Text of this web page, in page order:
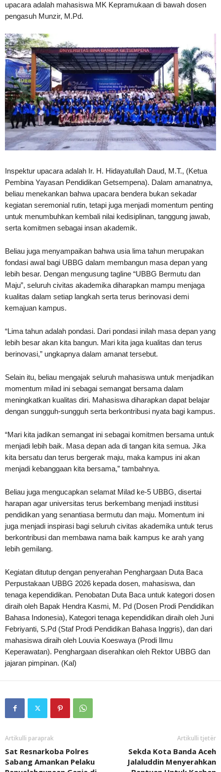
upacara adalah mahasiswa MK Kepramukaan di bawah dosen
pengasuh Munzir, M.Pd.
Inspektur upacara adalah Ir. H. Hidayatullah Daud, M.T., (Ketua
Pembina Yayasan Pendidikan Getsempena). Dalam amanatnya,
beliau menekankan bahwa upacara bendera bukan sekadar
kegiatan seremonial rutin, tetapi juga menjadi momentum penting
untuk menumbuhkan kembali nilai kedisiplinan, tanggung jawab,
serta komitmen sebagai insan akademik.
Beliau juga menyampaikan bahwa usia lima tahun merupakan
fondasi awal bagi UBBG dalam membangun masa depan yang
lebih besar. Dengan mengusung tagline “UBBG Bermutu dan
Maju”, seluruh civitas akademika diharapkan mampu menjaga
kualitas dalam setiap langkah serta terus berinovasi demi
kemajuan kampus.
“Lima tahun adalah pondasi. Dari pondasi inilah masa depan yang
lebih besar akan kita bangun. Mari kita jaga kualitas dan terus
berinovasi,” ungkapnya dalam amanat tersebut.
Selain itu, beliau mengajak seluruh mahasiswa untuk menjadikan
momentum milad ini sebagai semangat bersama dalam
meningkatkan kualitas diri. Mahasiswa diharapkan dapat belajar
dengan sungguh-sungguh serta berkontribusi nyata bagi kampus.
“Mari kita jadikan semangat ini sebagai komitmen bersama untuk
menjadi lebih baik. Masa depan ada di tangan kita semua. Jika
kita bersatu dan terus bergerak maju, maka kampus ini akan
menjadi kebanggaan kita bersama,” tambahnya.
Beliau juga mengucapkan selamat Milad ke-5 UBBG, disertai
harapan agar universitas terus berkembang menjadi institusi
pendidikan yang senantiasa bermutu dan maju. Momentum ini
juga menjadi inspirasi bagi seluruh civitas akademika untuk terus
berkontribusi dan membawa nama baik kampus ke arah yang
lebih gemilang.
Kegiatan ditutup dengan penyerahan Penghargaan Duta Baca
Perpustakaan UBBG 2026 kepada dosen, mahasiswa, dan
tenaga kependidikan. Penobatan Duta Baca untuk kategori dosen
diraih oleh Bapak Hendra Kasmi, M. Pd (Dosen Prodi Pendidikan
Bahasa Indonesia), Kategori tenaga kependidikan diraih oleh Juni
Febriyanti, S.Pd (Staf Prodi Pendidikan Bahasa Inggris), dan dari
mahasiswa diraih oleh Louvia Koeswaya (Prodi Ilmu
Keperawatan). Penghargaan diserahkan oleh Rektor UBBG dan
jajaran pimpinan. (Kal)
Artikulli paraprak
Sat Resnarkoba Polres
Sabang Amankan Pelaku
Artikulli tjetër
Sekda Kota Banda Aceh
Jalaluddin Menyerahkan